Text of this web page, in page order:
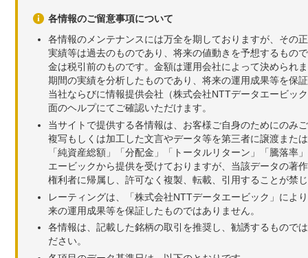
各情報のご留意事項について
各情報のメンテナンスには万全を期しておりますが、その
実績等は過去のものであり、将来の値動きを予想するもの
金は税引前のものです。金額は運用会社によって決められ
期間の実績を分析したものであり、将来の運用成果等を保
当社ならびに情報提供会社（株式会社NTTデータエービッ
面のヘルプにてご確認いただけます。
当サイトで提供する各情報は、お客様ご自身のためにのみ
複写もしくは加工した文言やデータ等を第三者に譲渡また
「純資産総額」「分配金」「トータルリターン」「騰落
エービックから提供を受けておりますが、当該データの著
権利者に帰属し、許可なく複製、転載、引用することが禁
レーティングは、「株式会社NTTデータエービック」によ
来の運用成果等を保証したものではありません。
各情報は、記載した銘柄の取引を推奨し、勧誘するもので
ださい。